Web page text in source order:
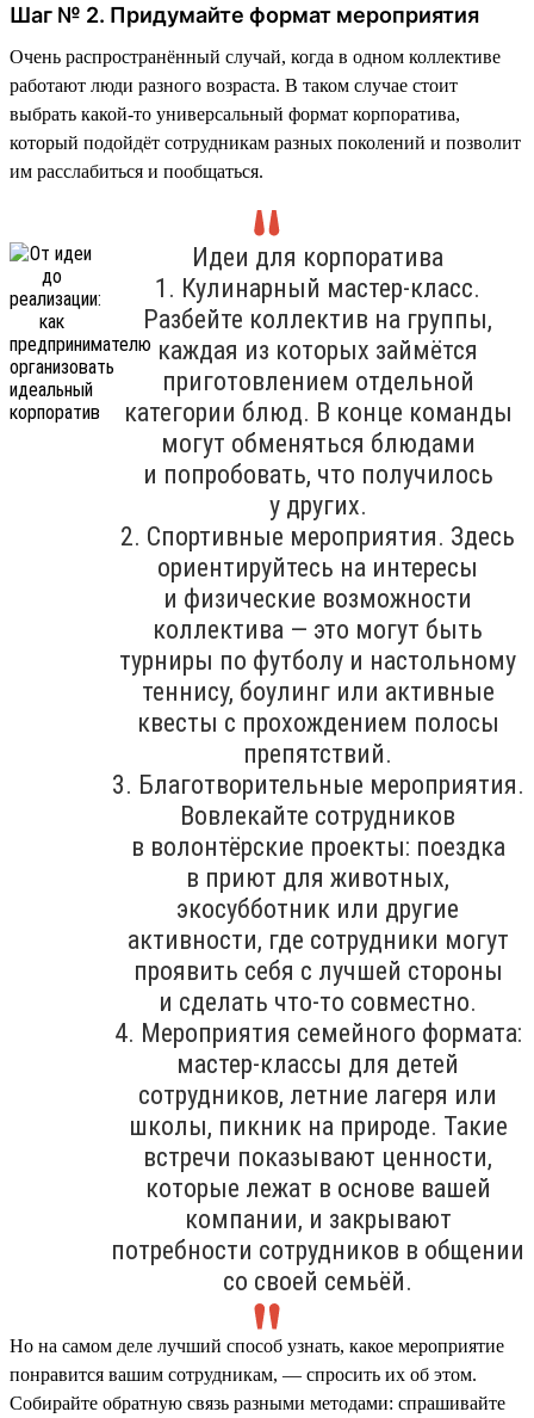
Шаг № 2. Придумайте формат мероприятия
Очень распространённый случай, когда в одном коллективе
работают люди разного возраста. В таком случае стоит
выбрать какой-то универсальный формат корпоратива,
который подойдёт сотрудникам разных поколений и позволит
им расслабиться и пообщаться.
Идеи для корпоратива
1. Кулинарный мастер-класс.
Разбейте коллектив на группы,
каждая из которых займётся
приготовлением отдельной
категории блюд. В конце команды
могут обменяться блюдами
и попробовать, что получилось
у других.
2. Спортивные мероприятия. Здесь
ориентируйтесь на интересы
и физические возможности
коллектива — это могут быть
турниры по футболу и настольному
теннису, боулинг или активные
квесты с прохождением полосы
препятствий.
3. Благотворительные мероприятия.
Вовлекайте сотрудников
в волонтёрские проекты: поездка
в приют для животных,
экосубботник или другие
активности, где сотрудники могут
проявить себя с лучшей стороны
и сделать что-то совместно.
4. Мероприятия семейного формата:
мастер-классы для детей
сотрудников, летние лагеря или
школы, пикник на природе. Такие
встречи показывают ценности,
которые лежат в основе вашей
компании, и закрывают
потребности сотрудников в общении
со своей семьёй.
Но на самом деле лучший способ узнать, какое мероприятие
понравится вашим сотрудникам, — спросить их об этом.
Собирайте обратную связь разными методами: спрашивайте